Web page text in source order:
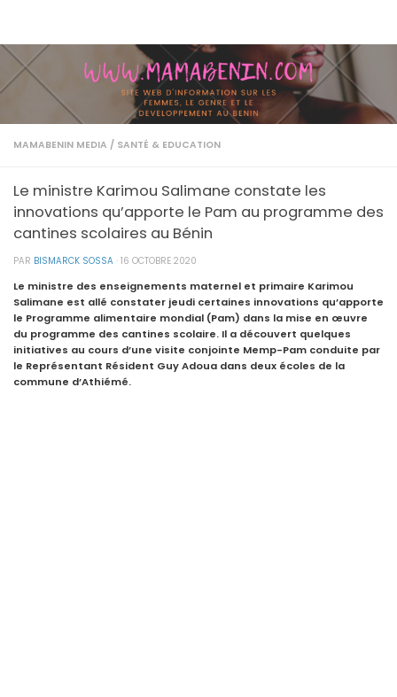
MAMABENIN MEDIA / SANTÉ & EDUCATION
Le ministre Karimou Salimane constate les
innovations qu’apporte le Pam au programme des
cantines scolaires au Bénin
PAR BISMARCK SOSSA · 16 OCTOBRE 2020
Le ministre des enseignements maternel et primaire Karimou
Salimane est allé constater jeudi certaines innovations qu’apporte
le Programme alimentaire mondial (Pam) dans la mise en œuvre
du programme des cantines scolaire. Il a découvert quelques
initiatives au cours d’une visite conjointe Memp-Pam conduite par
le Représentant Résident Guy Adoua dans deux écoles de la
commune d’Athiémé.